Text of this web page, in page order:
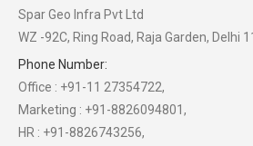
Spar Geo Infra Pvt Ltd
WZ -92C, Ring Road, Raja Garden, Delhi
Phone Number:
Office : +91-11 27354722,
Marketing : +91-8826094801,
HR : +91-8826743256,